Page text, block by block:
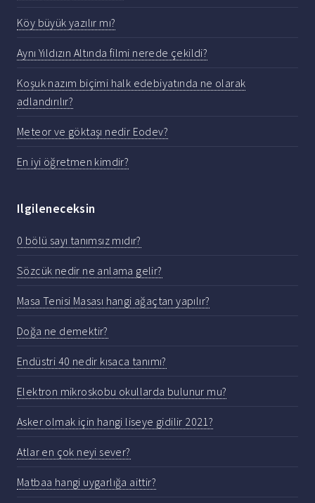
Köy büyük yazılır mı?
Aynı Yıldızın Altında filmi nerede çekildi?
Koşuk nazım biçimi halk edebiyatında ne olarak
adlandırılır?
Meteor ve göktaşı nedir Eodev?
En iyi öğretmen kimdir?
Ilgileneceksin
0 bölü sayı tanımsız mıdır?
Sözcük nedir ne anlama gelir?
Masa Tenisi Masası hangi ağaçtan yapılır?
Doğa ne demektir?
Endüstri 40 nedir kısaca tanımı?
Elektron mikroskobu okullarda bulunur mu?
Asker olmak için hangi liseye gidilir 2021?
Atlar en çok neyi sever?
Matbaa hangi uygarlığa aittir?